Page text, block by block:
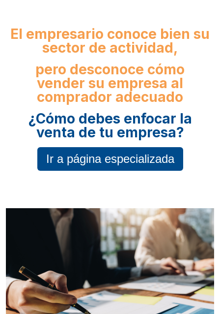
El empresario conoce bien su
sector de actividad,
pero desconoce cómo
vender su empresa al
comprador adecuado
¿Cómo debes enfocar la
venta de tu empresa?
Ir a página especializada